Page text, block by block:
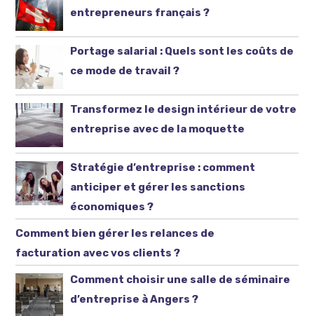
entrepreneurs français ?
Portage salarial : Quels sont les coûts de
ce mode de travail ?
Transformez le design intérieur de votre
entreprise avec de la moquette
Stratégie d’entreprise : comment
anticiper et gérer les sanctions
économiques ?
Comment bien gérer les relances de
facturation avec vos clients ?
Comment choisir une salle de séminaire
d’entreprise à Angers ?